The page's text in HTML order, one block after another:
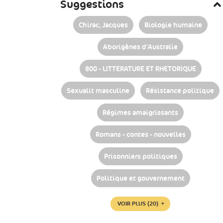
Suggestions
Chirac, Jacques Biologie humaine
Aborigènes d'Australie
800 - LITTERATURE ET RHETORIQUE
Sexualit masculine Résistance politique
Régimes amaigrissants
Romans - contes - nouvelles
Prisonniers politiques
Politique et gouvernement
VOIR PLUS (20)